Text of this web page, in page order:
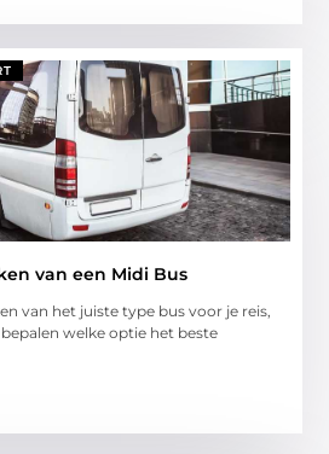
van een Midi Bus
van het juiste type bus voor je reis,
welke optie het beste